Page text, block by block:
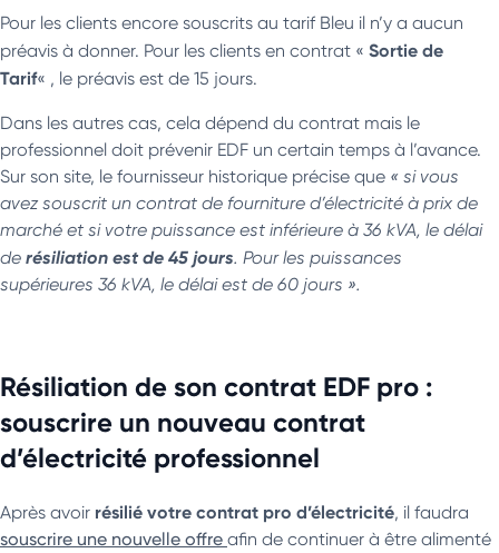
Pour les clients encore souscrits au tarif Bleu il n’y a aucun
préavis à donner. Pour les clients en contrat « Sortie de
Tarif« , le préavis est de 15 jours.
Dans les autres cas, cela dépend du contrat mais le
professionnel doit prévenir EDF un certain temps à l’avance.
Sur son site, le fournisseur historique précise que « si vous
avez souscrit un contrat de fourniture d’électricité à prix de
marché et si votre puissance est inférieure à 36 kVA, le délai
de résiliation est de 45 jours. Pour les puissances
supérieures 36 kVA, le délai est de 60 jours ».
Résiliation de son contrat EDF pro :
souscrire un nouveau contrat
d’électricité professionnel
Après avoir résilié votre contrat pro d’électricité, il faudra
souscrire une nouvelle offre afin de continuer à être alimenté